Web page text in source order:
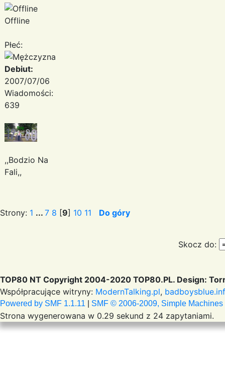
Offline
Płeć:
Debiut:
2007/07/06
Wiadomości:
639
,,Bodzio Na
Fali,,
Strony: 1 ... 7 8 [9] 10 11 Do góry
Skocz do:
TOP80 NT Copyright 2004-2020 TOP80.PL. Design:
Współpracujące witryny: ModernTalking.pl,
Powered by SMF 1.1.11 SMF © 2006-2009, Simple Machines
Strona wygenerowana w 0.29 sekund z 24 zapytaniami.